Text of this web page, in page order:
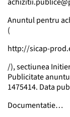
Anuntul pentru
(
http://sicap-
/), sectiunea
Publicitate
1475414. Data
Documentatie…